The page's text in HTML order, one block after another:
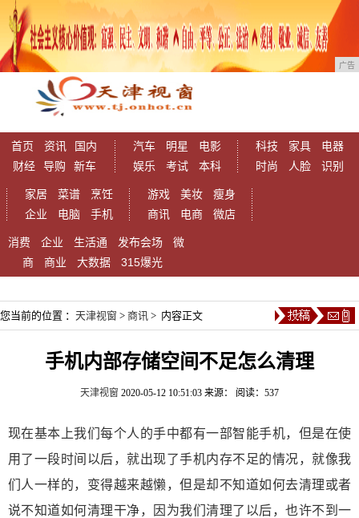
广告
首页 资讯
国内
财经
导购 新车
汽车 明星
电影
娱乐
考试 本科
科技 家具
电器
时尚
人脸 识别
家居 菜谱
烹饪
企业
电脑 手机
游戏 美妆
瘦身
商讯
电商 微店
消费 企业 生活通 发布会场
微
商
商业 大数据 315爆光
您当前的位置 ： 天津视窗 > 商讯 > 内容正文
手机内部存储空间不足怎么清理
天津视窗 2020-05-12 10:51:03 来源： 阅读：537
现在基本上我们每个人的手中都有一部智能手机，但是在使
用了一段时间以后，就出现了手机内存不足的情况，就像我
们人一样的，变得越来越懒，但是却不知道如何去清理或者
说不知道如何清理干净，因为我们清理了以后，也许不到一